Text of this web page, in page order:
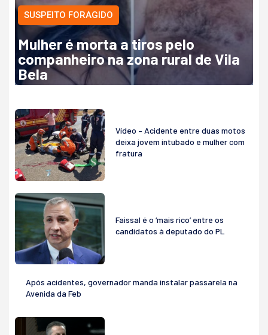
SUSPEITO FORAGIDO
Mulher é morta a tiros pelo
companheiro na zona rural de Vila
Bela
Vídeo – Acidente entre duas motos
deixa jovem intubado e mulher com
fratura
Faissal é o ‘mais rico’ entre os
candidatos à deputado do PL
Após acidentes, governador manda instalar passarela na
Avenida da Feb